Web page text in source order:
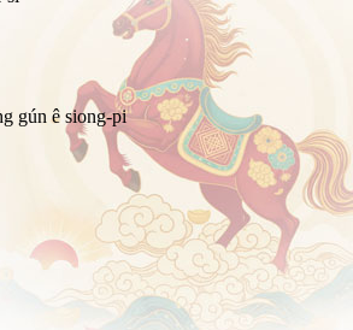
gún ê siong-pi